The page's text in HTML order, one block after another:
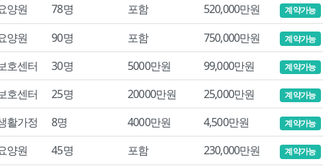
양원 78명 포함 520,000만원 계약가능
양원 90명 포함 750,000만원 계약가능
호센터 30명 5000만원 99,000만원 계약가능
호센터 25명 20000만원 25,000만원 계약가능
활가정 8명 4000만원 4,500만원 계약가능
양원 45명 포함 230,000만원 계약가능